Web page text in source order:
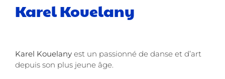
Karel Kouelany
Karel Kouelany est un passionné de danse et d’art
depuis son plus jeune âge.